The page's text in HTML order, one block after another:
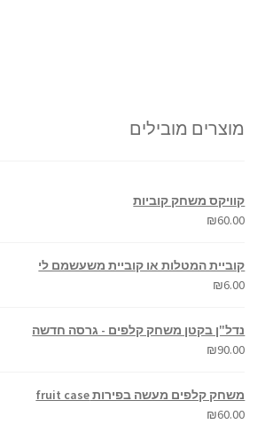
מוצרים מובילים
קוויקס משחק קוביות
₪60.00
קוביית המטלות או קוביית משעשמם לי
₪6.00
נדל"ן בקטן משחק קלפים - גרסה חדשה
₪90.00
משחק קלפים מעשה בפירות fruit case
₪60.00